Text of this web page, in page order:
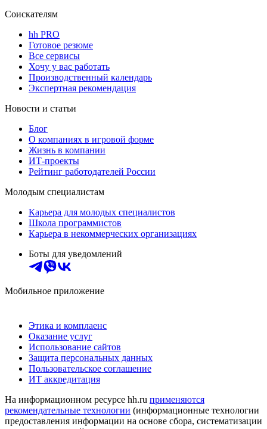
Соискателям
hh PRO
Готовое резюме
Все сервисы
Хочу у вас работать
Производственный календарь
Экспертная рекомендация
Новости и статьи
Блог
О компаниях в игровой форме
Жизнь в компании
ИТ-проекты
Рейтинг работодателей России
Молодым специалистам
Карьера для молодых специалистов
Школа программистов
Карьера в некоммерческих организациях
Боты для уведомлений
Мобильное приложение
Этика и комплаенс
Оказание услуг
Использование сайтов
Защита персональных данных
Пользовательское соглашение
ИТ аккредитация
На информационном ресурсе hh.ru применяются
рекомендательные технологии (информационные технологии
предоставления информации на основе сбора, систематизации